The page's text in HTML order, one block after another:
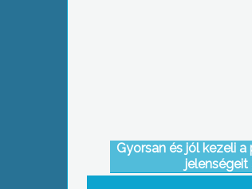
Gyorsan és jól kezeli